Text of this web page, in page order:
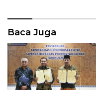
Baca Juga